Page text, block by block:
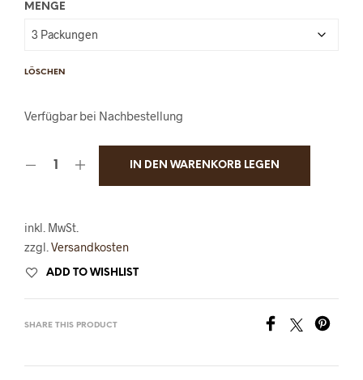
MENGE
LÖSCHEN
Verfügbar bei Nachbestellung
IN DEN WARENKORB LEGEN
inkl. MwSt.
zzgl. Versandkosten
ADD TO WISHLIST
SHARE THIS PRODUCT